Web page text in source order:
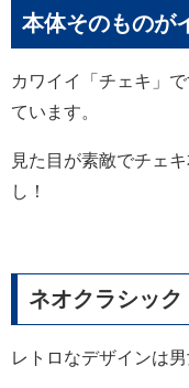
本体そのものが
カワイイ「チェキ」
ています。
見た目が素敵でチェ
し！
ネオクラシック
レトロなデザインは